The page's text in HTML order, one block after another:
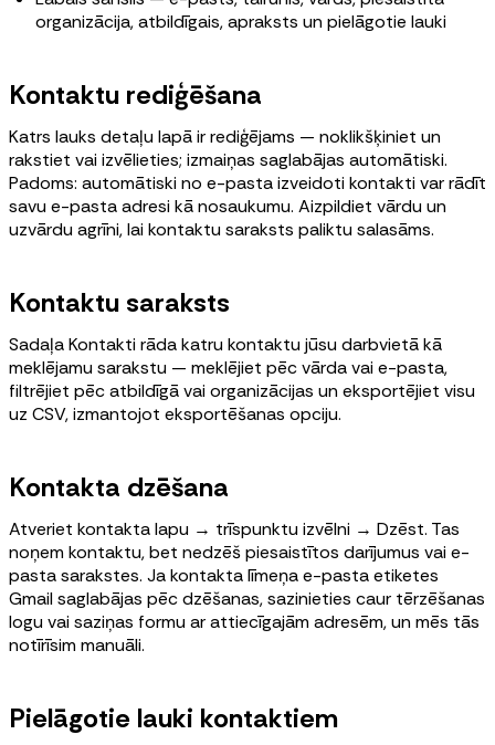
organizācija, atbildīgais, apraksts un pielāgotie lauki
Kontaktu rediģēšana
Katrs lauks detaļu lapā ir rediģējams — noklikšķiniet un
rakstiet vai izvēlieties; izmaiņas saglabājas automātiski.
Padoms: automātiski no e-pasta izveidoti kontakti var rādīt
savu e-pasta adresi kā nosaukumu. Aizpildiet vārdu un
uzvārdu agrīni, lai kontaktu saraksts paliktu salasāms.
Kontaktu saraksts
Sadaļa Kontakti rāda katru kontaktu jūsu darbvietā kā
meklējamu sarakstu — meklējiet pēc vārda vai e-pasta,
filtrējiet pēc atbildīgā vai organizācijas un eksportējiet visu
uz CSV, izmantojot eksportēšanas opciju.
Kontakta dzēšana
Atveriet kontakta lapu → trīspunktu izvēlni → Dzēst. Tas
noņem kontaktu, bet nedzēš piesaistītos darījumus vai e-
pasta sarakstes. Ja kontakta līmeņa e-pasta etiketes
Gmail saglabājas pēc dzēšanas, sazinieties caur tērzēšanas
logu vai saziņas formu ar attiecīgajām adresēm, un mēs tās
notīrīsim manuāli.
Pielāgotie lauki kontaktiem